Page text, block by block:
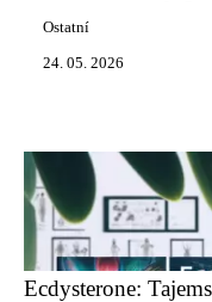
Ostatní
24. 05. 2026
Ecdysterone: